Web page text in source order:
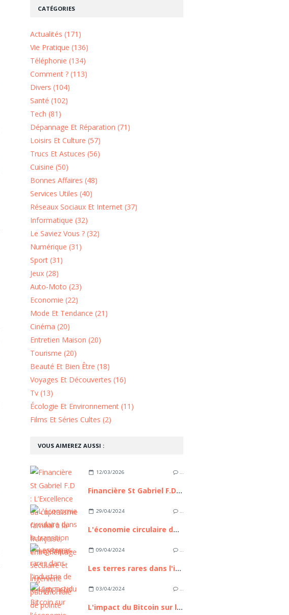
VOUS AIMEREZ AUSSI :
12/03/2026 …
Financière St Gabriel F.D : L’Excellence du capitalisme familial à la française, entre héritage séculaire et ingénierie patrimoniale de pointe
29/04/2024 …
L'économie circulaire dans la transition énergétique
09/04/2024 …
Les terres rares dans l'industrie de la High Tech
03/04/2024 …
L'impact du Bitcoin sur l'économie mondiale
CATÉGORIES
Actualités (171)
Vie Pratique (136)
Téléphonie (134)
Comment ? (113)
Divers (104)
Santé (102)
Tech (81)
Dépannage Et Réparation (71)
Loisirs Et Culture (57)
Trucs Et Astuces (56)
Cuisine (50)
Bonnes Affaires (48)
Services Utiles (40)
Réseaux Sociaux Et Internet (37)
Informatique (32)
Le Saviez Vous ? (32)
Numérique (31)
Sport (31)
Jeux (28)
Auto-Moto (23)
Economie (22)
Mode Et Tendance (21)
Cinéma (20)
Entretien Maison (20)
Tourisme (20)
Beauté Et Bien Être (18)
Voyages Et Découvertes (16)
Tv (13)
Écologie Et Environnement (11)
Films Et Séries Cultes (2)